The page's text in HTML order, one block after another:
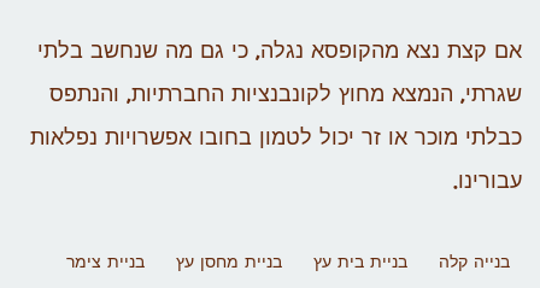
אם קצת נצא מהקופסא נגלה, כי גם מה שנחשב בלתי
שגרתי, הנמצא מחוץ לקונבנציות החברתיות, והנתפס
כבלתי מוכר או זר יכול לטמון בחובו אפשרויות נפלאות
עבורינו.
בנייה קלה בניית בית עץ בניית מחסן עץ בניית צימר